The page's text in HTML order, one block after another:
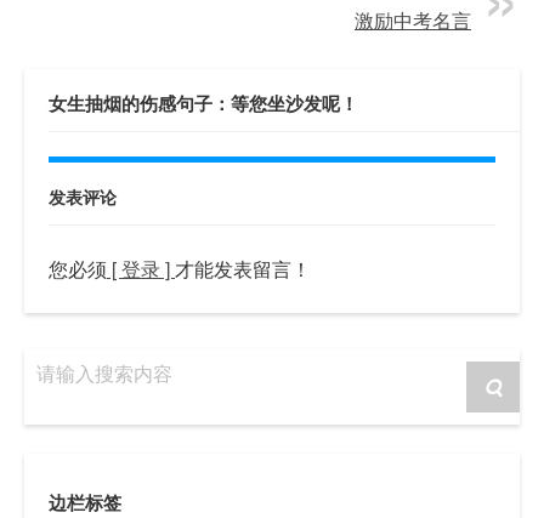
激励中考名言
女生抽烟的伤感句子：等您坐沙发呢！
发表评论
您必须 [ 登录 ] 才能发表留言！
请输入搜索内容
边栏标签